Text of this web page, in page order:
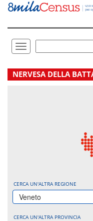
Vai
direttamente
Toggle
navigation
.
NERVESA DELLA
CERCA UN'ALTRA REGIONE
Veneto
CERCA UN'ALTRA PROVINCIA